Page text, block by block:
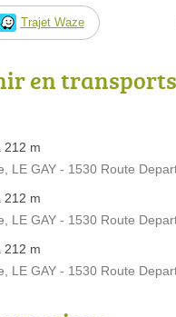
Trajet Waze
en
212 m
LE GAY - 1530 Route
212 m
LE GAY - 1530 Route
212 m
LE GAY - 1530 Route